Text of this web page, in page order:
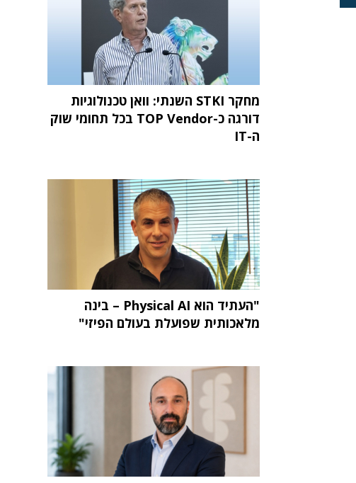
מחקר STKI השנתי: וואן טכנולוגיות
דורגה כ-TOP Vendor בכל תחומי שוק
ה-IT
"העתיד הוא Physical AI – בינה
מלאכותית שפועלת בעולם הפיזי"